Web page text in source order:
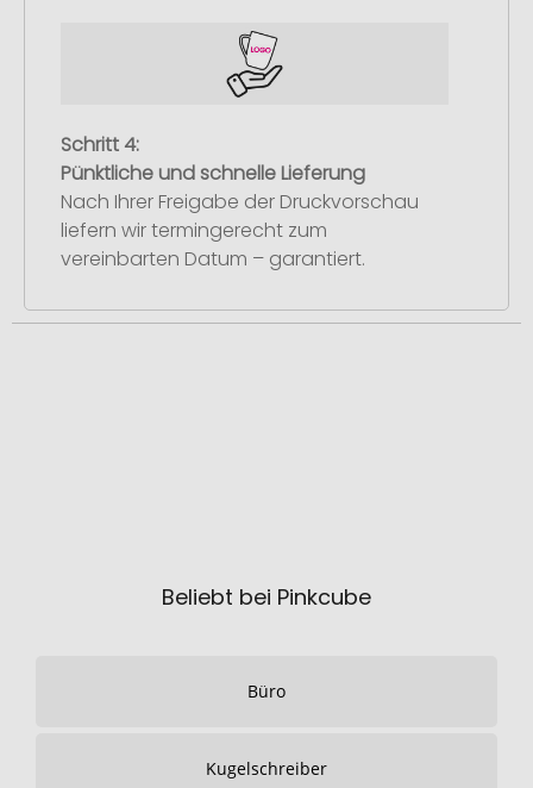
Schritt 4:
Pünktliche und schnelle Lieferung
Nach Ihrer Freigabe der Druckvorschau
liefern wir termingerecht zum
vereinbarten Datum – garantiert.
Beliebt bei Pinkcube
Büro
Kugelschreiber